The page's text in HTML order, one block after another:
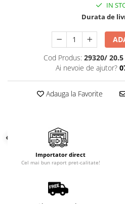
Flori artificiale la ghiveci
Verdeata decorativa
IN
Durata de
Cod Produs: 29320/
Ai nevoie de ajutor?
Adauga la Favorite
Importator direct
Cel mai bun raport pret-calitate!